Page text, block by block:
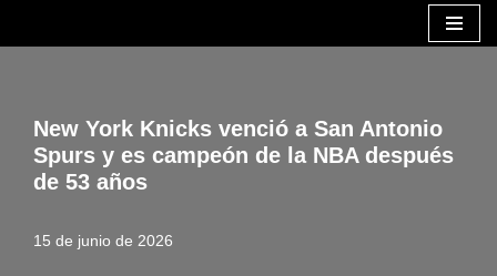
New York Knicks venció a San Antonio
Spurs y es campeón de la NBA después
de 53 años
15 de junio de 2026